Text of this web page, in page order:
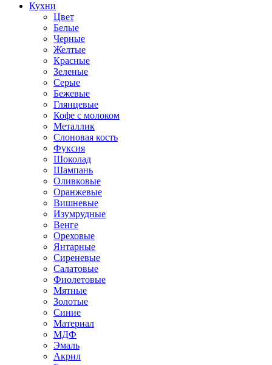
Кухни
Цвет
Белые
Черные
Желтые
Красные
Зеленые
Серые
Бежевые
Глянцевые
Кофе с молоком
Металлик
Слоновая кость
Фуксия
Шоколад
Шампань
Оливковые
Оранжевые
Вишневые
Изумрудные
Венге
Ореховые
Янтарные
Сиреневые
Салатовые
Фиолетовые
Мятные
Золотые
Синие
Материал
МДФ
Эмаль
Акрил